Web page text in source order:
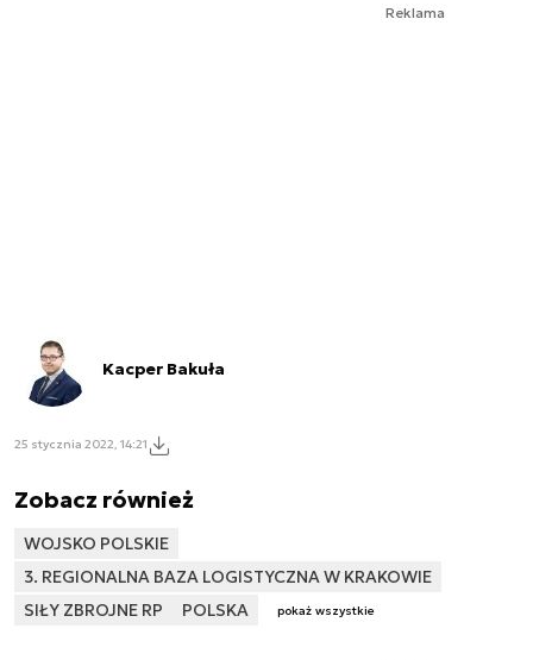
Reklama
Kacper Bakuła
25 stycznia 2022, 14:21
Zobacz również
WOJSKO POLSKIE
3. REGIONALNA BAZA LOGISTYCZNA W KRAKOWIE
SIŁY ZBROJNE RP
POLSKA pokaż wszystkie